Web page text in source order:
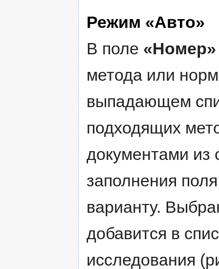
Режим «Авто»
В поле «Номер»
метода или
выпадающем
подходящих
документами из
заполнения
варианту.
добавится в
исследования